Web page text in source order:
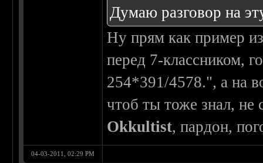
Думаю разговор на
Ну прям как пример
перед 7-классником,
254*391/4578.", а на
чтоб ты тоже знал, не
Okkultist, пардон,
04-03-2011, 02:29 PM